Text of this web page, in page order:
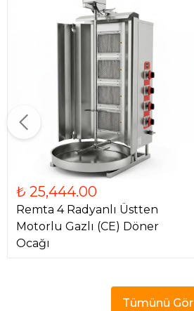
₺ 25,444.00
Remta 4 Radyanlı Üstten
Motorlu Gazlı (CE) Döner
Ocağı
Tümünü Gör